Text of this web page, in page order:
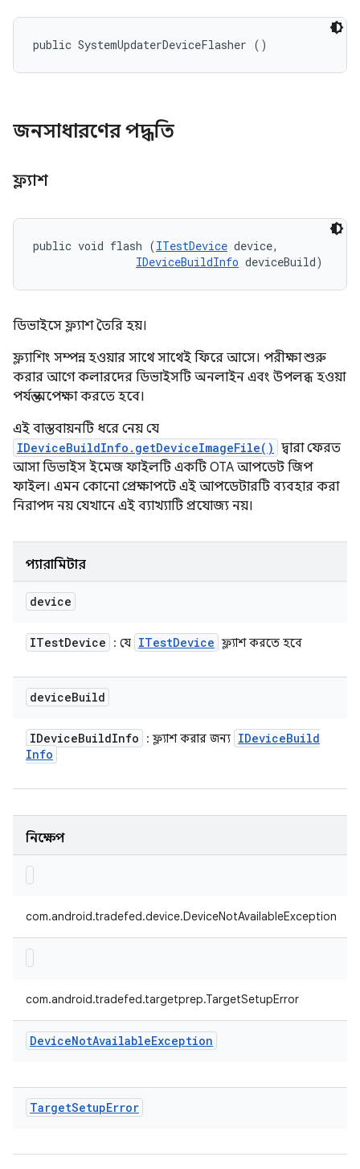
public SystemUpdaterDeviceFlasher ()
জনসাধারণের পদ্ধতি
ফ্ল্যাশ
public void flash (ITestDevice device,
IDeviceBuildInfo deviceBuild)
ডিভাইসে ফ্ল্যাশ তৈরি হয়।
ফ্ল্যাশিং সম্পন্ন হওয়ার সাথে সাথেই ফিরে আসে। পরীক্ষা শুরু
করার আগে কলারদের ডিভাইসটি অনলাইন এবং উপলব্ধ হওয়া
পর্যন্ত অপেক্ষা করতে হবে।
এই বাস্তবায়নটি ধরে নেয় যে
IDeviceBuildInfo.getDeviceImageFile() দ্বারা ফেরত
আসা ডিভাইস ইমেজ ফাইলটি একটি OTA আপডেট জিপ
ফাইল। এমন কোনো প্রেক্ষাপটে এই আপডেটারটি ব্যবহার করা
নিরাপদ নয় যেখানে এই ব্যাখ্যাটি প্রযোজ্য নয়।
প্যারামিটার
device
ITestDevice : যে ITestDevice ফ্ল্যাশ করতে হবে
deviceBuild
IDeviceBuildInfo : ফ্ল্যাশ করার জন্য IDeviceBuild
Info
নিক্ষেপ
com.android.tradefed.device.DeviceNotAvailableException
com.android.tradefed.targetprep.TargetSetupError
DeviceNotAvailableException
TargetSetupError